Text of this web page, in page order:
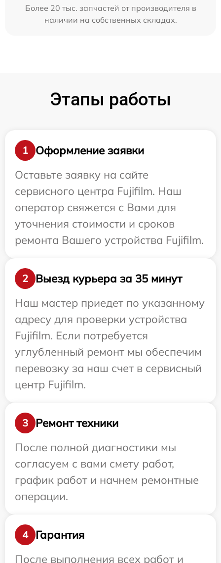
Более 20 тыс. запчастей от производителя в
наличии на собственных складах.
Этапы работы
1
Оформление заявки
Оставьте заявку на сайте
сервисного центра Fujifilm. Наш
оператор свяжется с Вами для
уточнения стоимости и сроков
ремонта Вашего устройства Fujifilm.
2
Выезд курьера за 35 минут
Наш мастер приедет по указанному
адресу для проверки устройства
Fujifilm. Если потребуется
углубленный ремонт мы обеспечим
перевозку за наш счет в сервисный
центр Fujifilm.
3
Ремонт техники
После полной диагностики мы
согласуем с вами смету работ,
график работ и начнем ремонтные
операции.
4
Гарантия
После выполнения всех работ и